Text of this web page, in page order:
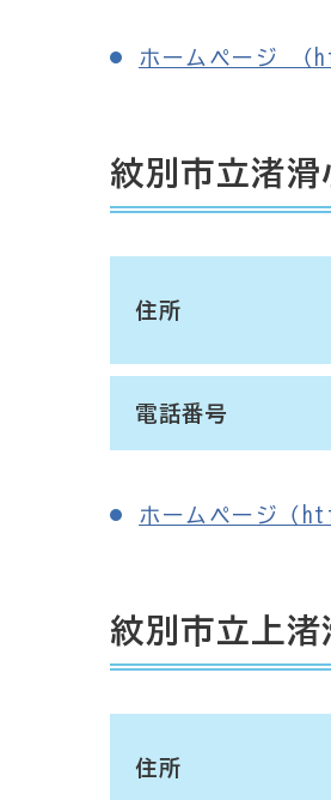
ホームページ （
紋別市立渚滑
住所
電話番号
ホームページ（
紋別市立上渚
住所